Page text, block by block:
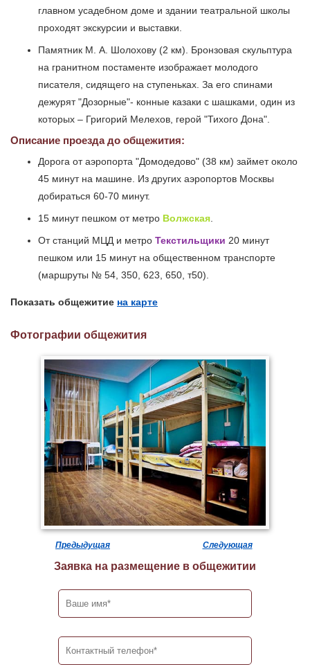
главном усадебном доме и здании театральной школы
проходят экскурсии и выставки.
Памятник М. А. Шолохову (2 км). Бронзовая скульптура
на гранитном постаменте изображает молодого
писателя, сидящего на ступеньках. За его спинами
дежурят "Дозорные"- конные казаки с шашками, один из
которых – Григорий Мелехов, герой "Тихого Дона".
Описание проезда до общежития:
Дорога от аэропорта "Домодедово" (38 км) займет около
45 минут на машине. Из других аэропортов Москвы
добираться 60-70 минут.
15 минут пешком от метро Волжская.
От станций МЦД и метро Текстильщики 20 минут
пешком или 15 минут на общественном транспорте
(маршруты № 54, 350, 623, 650, т50).
Показать общежитие на карте
Фотографии общежития
Предыдущая Следующая
Заявка на размещение в общежитии